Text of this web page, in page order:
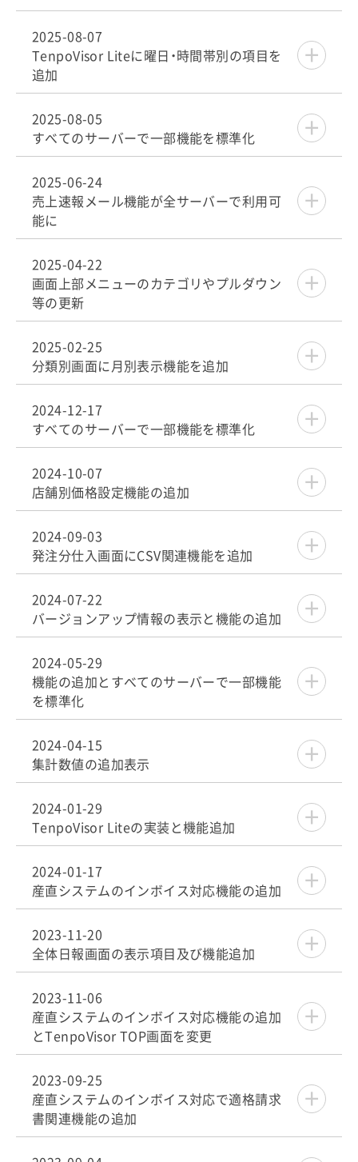
2025-08-07
TenpoVisor Liteに曜日・時間帯別の項目を
追加
2025-08-05
すべてのサーバーで一部機能を標準化
2025-06-24
売上速報メール機能が全サーバーで利用可
能に
2025-04-22
画面上部メニューのカテゴリやプルダウン
等の更新
2025-02-25
分類別画面に月別表示機能を追加
2024-12-17
すべてのサーバーで一部機能を標準化
2024-10-07
店舗別価格設定機能の追加
2024-09-03
発注分仕入画面にCSV関連機能を追加
2024-07-22
バージョンアップ情報の表示と機能の追加
2024-05-29
機能の追加とすべてのサーバーで一部機能
を標準化
2024-04-15
集計数値の追加表示
2024-01-29
TenpoVisor Liteの実装と機能追加
2024-01-17
産直システムのインボイス対応機能の追加
2023-11-20
全体日報画面の表示項目及び機能追加
2023-11-06
産直システムのインボイス対応機能の追加
とTenpoVisor TOP画面を変更
2023-09-25
産直システムのインボイス対応で適格請求
書関連機能の追加